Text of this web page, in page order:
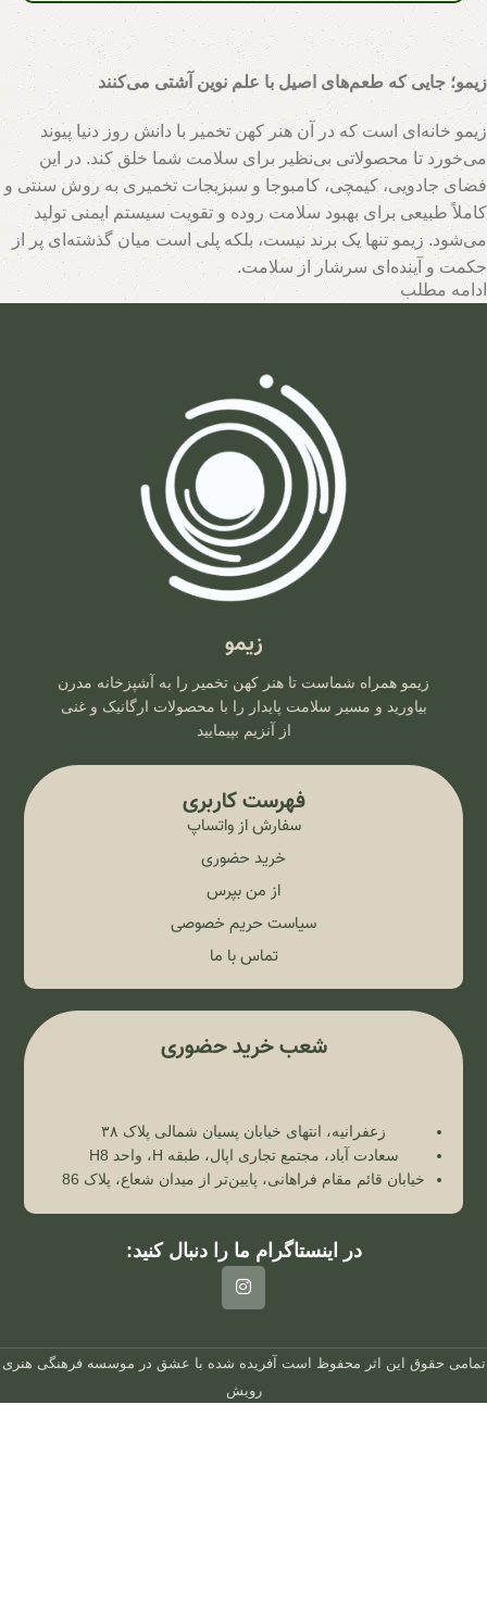
زیمو؛ جایی که طعم‌های اصیل با علم نوین آشتی می‌کنند
زیمو خانه‌ای است که در آن هنر کهن تخمیر با دانش روز دنیا پیوند
می‌خورد تا محصولاتی بی‌نظیر برای سلامت شما خلق کند. در این
فضای جادویی، کیمچی، کامبوجا و سبزیجات تخمیری به روش سنتی و
کاملاً طبیعی برای بهبود سلامت روده و تقویت سیستم ایمنی تولید
می‌شود. زیمو تنها یک برند نیست، بلکه پلی است میان گذشته‌ای پر از
حکمت و آینده‌ای سرشار از سلامت.
می‌کند. اینجا جایی است که هر قطره سرکه سیب، هر برگ سبزی
تخمیری و هر جرعه نوشیدنی پروبیوتیک، داستانی از عشق به طبیعت و
علاقه به سلامت انسان روایت می‌کند. با زیمو، شما نه تنها محصولی
خریداری می‌کنید، بلکه سبک زندگی‌ای طبیعی و پایدار را انتخاب
می‌کنید که ریشه در فرهنگ اصیل و شاخه در آسمان علم امروز دارد.
ادامه مطلب
زیمو
زیمو همراه شماست تا هنر کهن تخمیر را به آشپزخانه مدرن
بیاورید و مسیر سلامت پایدار را با محصولات ارگانیک و غنی
از آنزیم بپیمایید
فهرست کاربری
سفارش از واتساپ
خرید حضوری
از من بپرس
سیاست حریم خصوصی
تماس با ما
شعب خرید حضوری
زعفرانیه، انتهای خیابان پسیان شمالی پلاک ۳۸
سعادت آباد، مجتمع تجاری اپال، طبقه H، واحد H8
خیابان قائم مقام فراهانی، پایین‌تر از میدان شعاع، پلاک 86
در اینستاگرام ما را دنبال کنید:
تمامی حقوق این اثر محفوظ است آفریده شده با عشق در موسسه فرهنگی هنری
رویش